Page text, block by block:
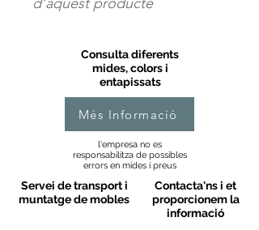
Consulta diferents
mides, colors i
entapissats
Més Informació
l'empresa no es
responsabilitza de possibles
errors en mides i preus
Servei de transport i
muntatge de mobles
Contacta'ns i et
proporcionem la
informació